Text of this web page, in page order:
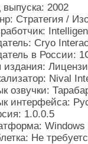
выпуска: 2002
Стратегия /
Cryo
в России:
издания:
Nival
озвучки:
интерфейса:
1.0.0.5
Windows
Не